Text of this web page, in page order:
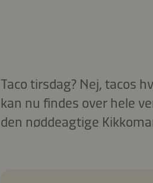
Taco tirsdag? Nej, tacos
kan nu findes over hele
den nøddeagtige